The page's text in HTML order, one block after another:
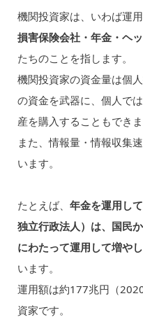
機関投資家は、いわば運用
損害保険会社・年金・ヘ
たちのことを指します。
機関投資家の資金量は個
の資金を武器に、個人で
産を購入することもできま
また、情報量・情報収集
います。
たとえば、 年金を運用し
独立行政法人）は、国民
にわたって運用して増や
います。
運用額は約177兆円（
資家です。